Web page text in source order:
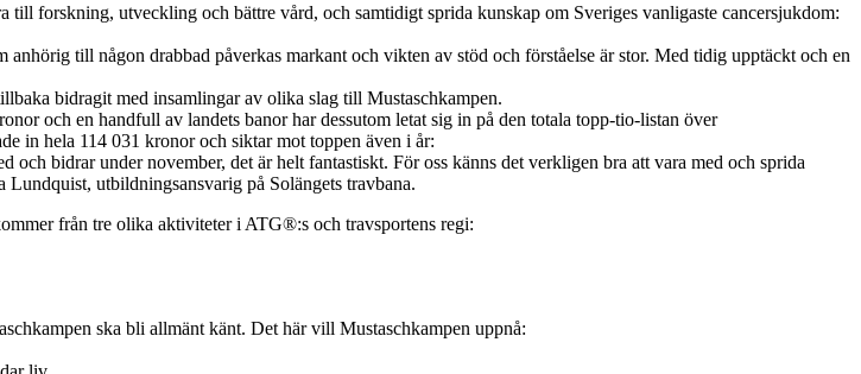
forskning, utveckling och bättre vård, och samtidigt sprida kunskap om Sveriges vanligaste cancersjukdom:
till någon drabbad påverkas markant och vikten av stöd och förståelse är stor. Med tidig upptäckt och en
bidragit med insamlingar av olika slag till Mustaschkampen.
och en handfull av landets banor har dessutom letat sig in på den totala topp-tio-listan över
in hela 114 031 kronor och siktar mot toppen även i år:
bidrar under november, det är helt fantastiskt. För oss känns det verkligen bra att vara med och sprida
utbildningsansvarig på Solängets travbana.
från tre olika aktiviteter i ATG®:s och travsportens regi:
ska bli allmänt känt. Det här vill Mustaschkampen uppnå: